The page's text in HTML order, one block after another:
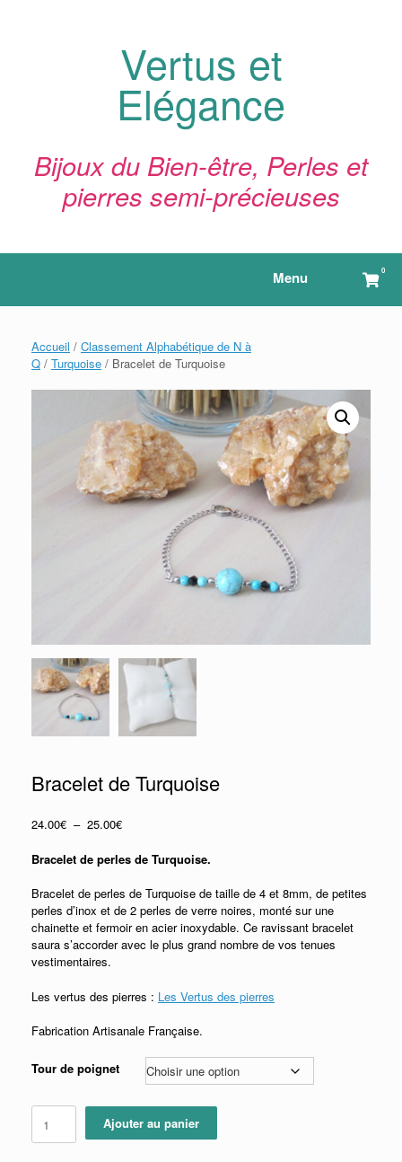
Vertus et
Elégance
Bijoux du Bien-être, Perles et
pierres semi-précieuses
Menu View
cart
0
Accueil / Classement Alphabétique de N à
Q / Turquoise / Bracelet de Turquoise
Bracelet de Turquoise
24.00€ – 25.00€Plage
prix :
à
25.00€
Bracelet de perles de Turquoise.
Bracelet de perles de Turquoise de taille de 4 et 8mm, de petites
perles d’inox et de 2 perles de verre noires, monté sur une
chainette et fermoir en acier inoxydable. Ce ravissant bracelet
saura s’accorder avec le plus grand nombre de vos tenues
vestimentaires.
Les vertus des pierres : Les Vertus des pierres
Fabrication Artisanale Française.
Tour de poignet
quantité
Bracelet
Ajouter au panier